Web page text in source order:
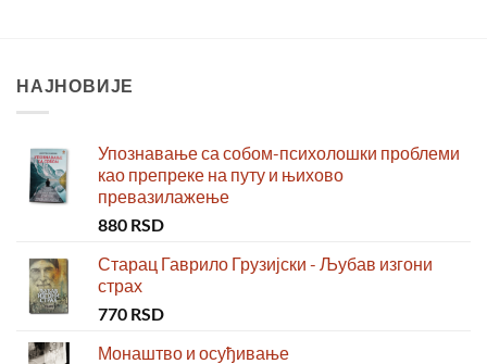
НАЈНОВИЈЕ
Упознавање са собом-психолошки проблеми
као препреке на путу и њихово
превазилажење
880 RSD
Старац Гаврило Грузијски - Љубав изгони
страх
770 RSD
Монаштво и осуђивање